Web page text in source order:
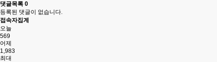
댓글목록 0
등록된 댓글이 없습니다.
접속자집계
오늘
569
어제
1,983
최대